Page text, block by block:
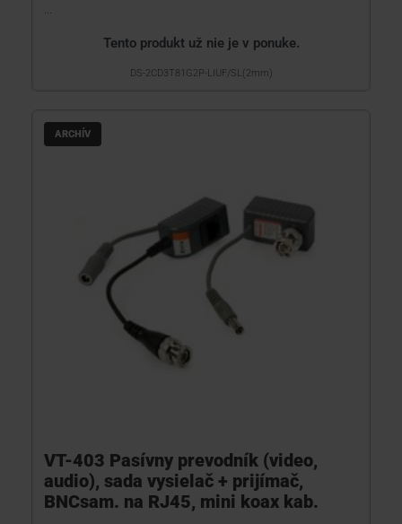
Tento produkt už nie je v ponuke.
DS-2CD3T81G2P-LIUF/SL(2mm)
ARCHÍV
VT-403 Pasívny prevodník (video,
audio), sada vysielač + prijímač,
BNCsam. na RJ45, mini koax kab.